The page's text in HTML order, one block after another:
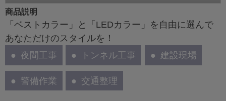
商品説明
「ベストカラー」と「LEDカラー」を自由に選んで
あなただけのスタイルを！
夜間工事
トンネル工事 建設現場
警備作業 交通整理